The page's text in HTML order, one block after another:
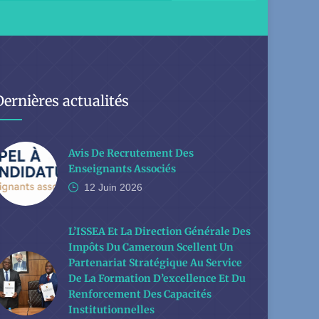
actualités
Avis De Recrutement Des
Enseignants Associés
12 Juin 2026
L’ISSEA Et La Direction Générale Des
Impôts Du Cameroun Scellent Un
Partenariat Stratégique Au Service
De La Formation D’excellence Et Du
Renforcement Des Capacités
Institutionnelles